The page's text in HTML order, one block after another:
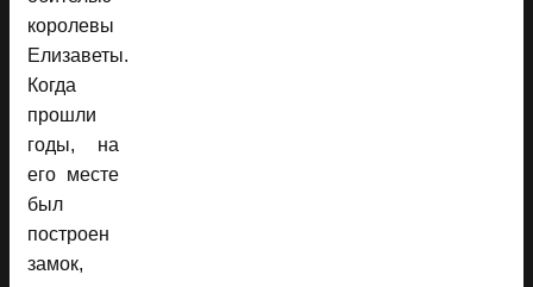
королевы
Елизаветы.
Когда
прошли
годы, на
его месте
был
построен
замок,